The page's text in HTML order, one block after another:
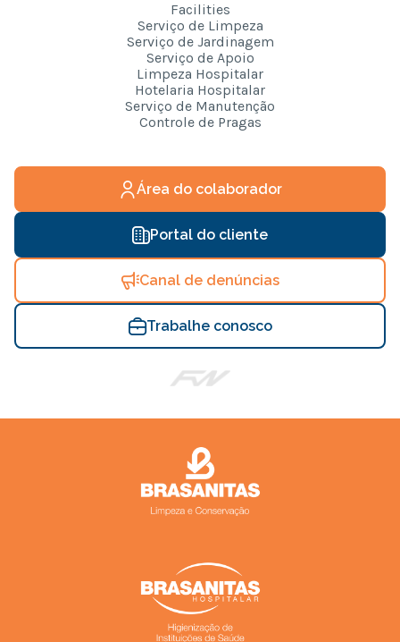
Facilities
Serviço de Limpeza
Serviço de Jardinagem
Serviço de Apoio
Limpeza Hospitalar
Hotelaria Hospitalar
Serviço de Manutenção
Controle de Pragas
Área do colaborador
Portal do cliente
Canal de denúncias
Trabalhe conosco